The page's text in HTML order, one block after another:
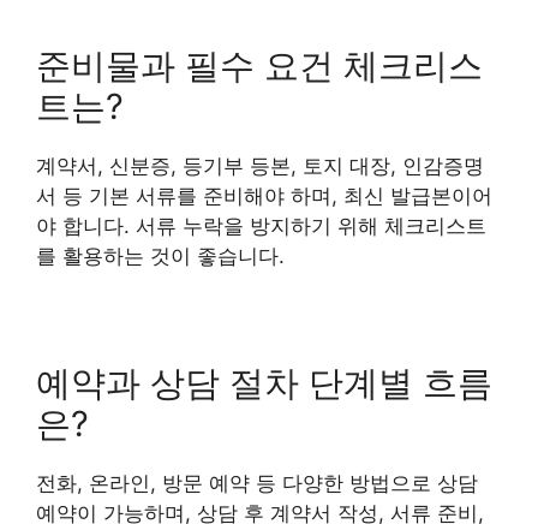
준비물과 필수 요건 체크리스
트는?
계약서, 신분증, 등기부 등본, 토지 대장, 인감증명
서 등 기본 서류를 준비해야 하며, 최신 발급본이어
야 합니다. 서류 누락을 방지하기 위해 체크리스트
를 활용하는 것이 좋습니다.
예약과 상담 절차 단계별 흐름
은?
전화, 온라인, 방문 예약 등 다양한 방법으로 상담
예약이 가능하며, 상담 후 계약서 작성, 서류 준비,